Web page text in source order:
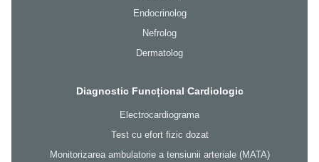
Endocrinolog
Nefrolog
Dermatolog
Diagnostic Funcțional Cardiologic
Electrocardiograma
Test cu efort fizic dozat
Monitorizarea ambulatorie a tensiunii arteriale (MATA)